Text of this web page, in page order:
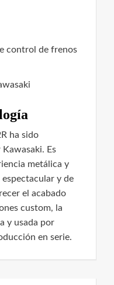
control de frenos
ha sido
Es
metálica y
y de
el acabado
custom, la
y usada por
en serie.